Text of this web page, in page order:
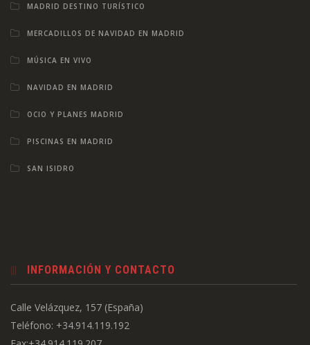
MADRID DESTINO TURÍSTICO
MERCADILLOS DE NAVIDAD EN MADRID
MÚSICA EN VIVO
NAVIDAD EN MADRID
OCIO Y PLANES MADRID
PISCINAS EN MADRID
SAN ISIDRO
INFORMACIÓN Y CONTACTO
Calle Velázquez, 157 (España)
Teléfono: +34.914.119.192